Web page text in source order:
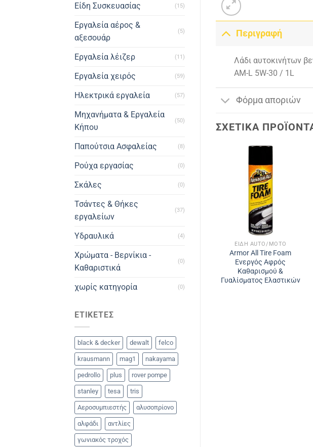
Είδη Συσκευασίας (15)
Εργαλεία αέρος &
αξεσουάρ
(5)
Εργαλεία λέιζερ (11)
Εργαλεία χειρός (59)
Ηλεκτρικά εργαλεία (57)
Μηχανήματα & Εργαλεία
Κήπου
(50)
Παπούτσια Ασφαλείας (8)
Ρούχα εργασίας (0)
Σκάλες (0)
Τσάντες & Θήκες
εργαλείων
(37)
Υδραυλικά (4)
Χρώματα - Βερνίκια -
Καθαριστικά
(0)
χωρίς κατηγορία (0)
ΕΤΙΚΈΤΕΣ
black & decker dewalt felco
krausmann mag1 nakayama
pedrollo plus rover pompe
stanley tesa tris
Αεροσυμπιεστής αλυσοπρίονο
αλφάδι αντλίες
γωνιακός τροχός
Περιγραφή
Λάδι αυτοκινήτων
AM-L 5W-30 / 1L
Φόρμα αποριών
ΣΧΕΤΙΚΆ
ΕΊΔΗ AUTO/MOTO
Armor All Tire Foam
Ενεργός Αφρός
Καθαρισμού &
Γυαλίσματος Ελαστικών